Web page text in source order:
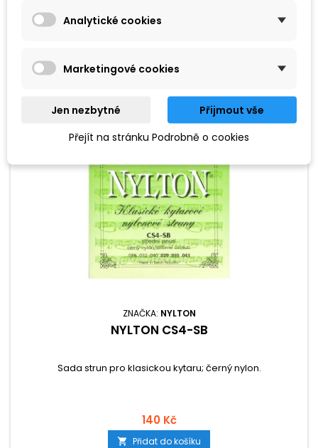
389 Kč
ZNAČKA: NYLTON
NYLTON CS4-SB
Sada strun pro klasickou kytaru; černý nylon.
140 Kč
 Přidat do košíku
Analytické cookies
Marketingové cookies
Jen nezbytné
Přijmout vše
Přejít na stránku Podrobně o cookies